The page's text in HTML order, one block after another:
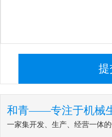
提
和青——专注于机械
一家集开发、生产、经营一体